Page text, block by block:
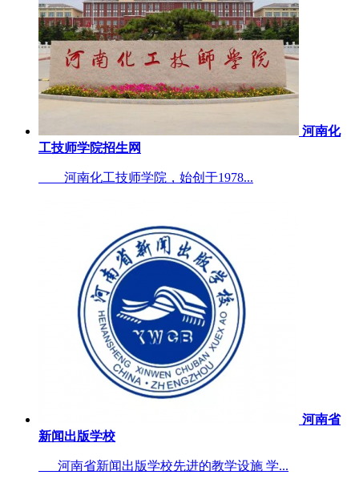
河南化
工技师学院招生网
河南化工技师学院，始创于1978...
河南省
新闻出版学校
河南省新闻出版学校先进的教学设施 学...